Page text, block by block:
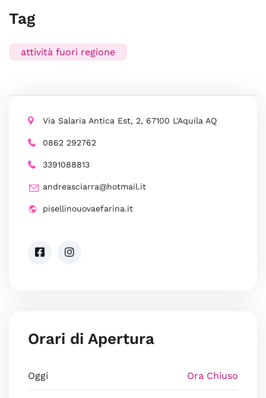
Tag
attività fuori regione
Via Salaria Antica Est, 2, 67100 L'Aquila AQ
0862 292762
3391088813
andreasciarra@hotmail.it
pisellinouovaefarina.it
Orari di Apertura
Oggi Ora Chiuso